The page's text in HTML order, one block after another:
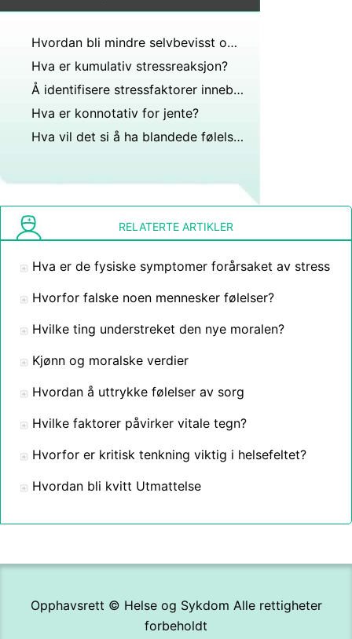
Hvordan bli mindre selvbevisst om kroppen din
Hva er kumulativ stressreaksjon?
Å identifisere stressfaktorer innebærer ofte å lete etter?
Hva er konnotativ for jente?
Hva vil det si å ha blandede følelser?
RELATERTE ARTIKLER
Hva er de fysiske symptomer forårsaket av stress
Hvorfor falske noen mennesker følelser?
Hvilke ting understreket den nye moralen?
Kjønn og moralske verdier
Hvordan å uttrykke følelser av sorg
Hvilke faktorer påvirker vitale tegn?
Hvorfor er kritisk tenkning viktig i helsefeltet?
Hvordan bli kvitt Utmattelse
Opphavsrett © Helse og Sykdom Alle rettigheter
forbeholdt